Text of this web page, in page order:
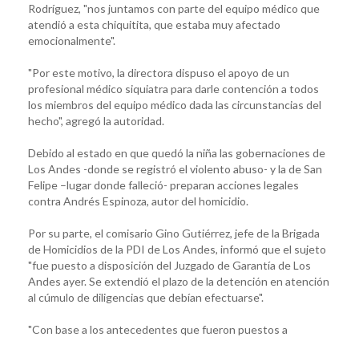
Rodríguez, "nos juntamos con parte del equipo médico que
atendió a esta chiquitita, que estaba muy afectado
emocionalmente".
"Por este motivo, la directora dispuso el apoyo de un
profesional médico siquiatra para darle contención a todos
los miembros del equipo médico dada las circunstancias del
hecho", agregó la autoridad.
Debido al estado en que quedó la niña las gobernaciones de
Los Andes -donde se registró el violento abuso- y la de San
Felipe –lugar donde falleció- preparan acciones legales
contra Andrés Espinoza, autor del homicidio.
Por su parte, el comisario Gino Gutiérrez, jefe de la Brigada
de Homicidios de la PDI de Los Andes, informó que el sujeto
"fue puesto a disposición del Juzgado de Garantía de Los
Andes ayer. Se extendió el plazo de la detención en atención
al cúmulo de diligencias que debían efectuarse".
"Con base a los antecedentes que fueron puestos a